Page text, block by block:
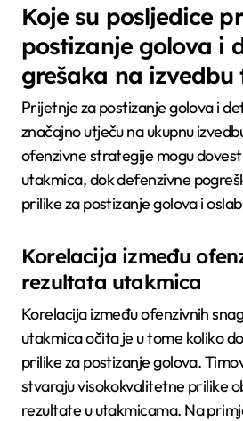
Koje su posljedice
postizanje golova i
grešaka na izvedbu
Prijetnje za postizanje golova i
značajno utječu na ukupnu
ofenzivne strategije mogu
utakmica, dok defenzivne
prilike za postizanje golova i
Korelacija između
rezultata utakmica
Korelacija između ofenzivnih
utakmica očita je u tome koliko
prilike za postizanje golova.
stvaraju visokokvalitetne prilike
rezultate u utakmicama. Na